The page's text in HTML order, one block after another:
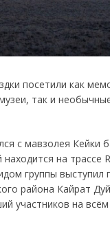
посетили как
так и
с мавзолея Кейки
на трассе
группы выступил
района Кайрат
участников на